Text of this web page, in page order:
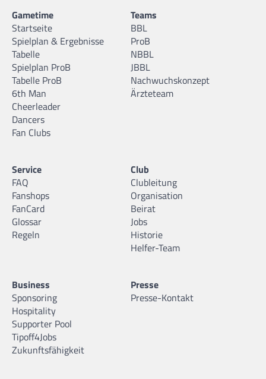
Gametime
Startseite
Spielplan & Ergebnisse
Tabelle
Spielplan ProB
Tabelle ProB
6th Man
Cheerleader
Dancers
Fan Clubs
Teams
BBL
ProB
NBBL
JBBL
Nachwuchskonzept
Ärzteteam
Service
FAQ
Fanshops
FanCard
Glossar
Regeln
Club
Clubleitung
Organisation
Beirat
Jobs
Historie
Helfer-Team
Business
Sponsoring
Hospitality
Supporter Pool
Tipoff4Jobs
Zukunftsfähigkeit
Presse
Presse-Kontakt